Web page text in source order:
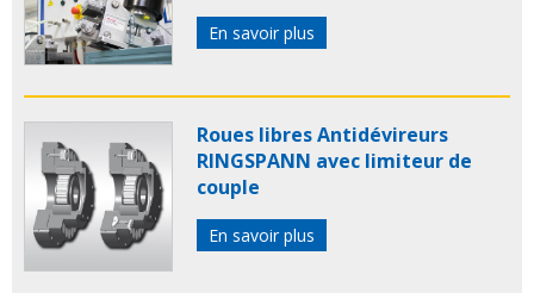
En savoir plus
Roues libres Antidévireurs
RINGSPANN avec limiteur de
couple
En savoir plus